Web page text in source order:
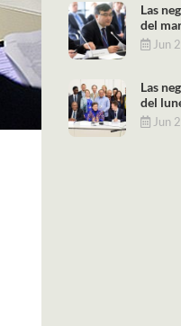
Las
del
Jun
Las
del
Jun